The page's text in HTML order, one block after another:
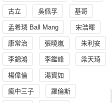
古立 吳佩孚 基哥
孟希璘 Ball Mang 宋浩暉
康常治 張曉嵐 朱利安
李錦鴻 李鑑峰 梁天琦
楊偉倫 湯寳如
瘋中三子 羅倫斯